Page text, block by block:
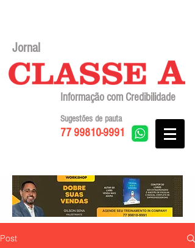
Jornal
Informação com Credibilidade
77 99810-9991
Sugestões de pauta
Post